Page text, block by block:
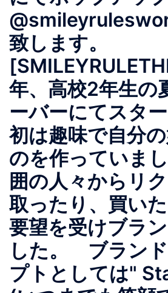
致します。
年、高校2年生の
ーバーにてスタ
初は趣味で自分
のを作っていま
囲の人々からリ
取ったり、買い
要望を受けブラ
した。 ブラン
プトとしては"